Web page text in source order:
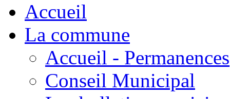
Accueil
La commune
Accueil - Permanences
Conseil Municipal